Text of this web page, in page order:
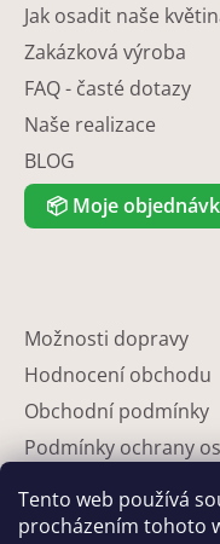
Tento web používá
procházením tohoto
Jak osadit naše
Zakázková výroba
FAQ - časté dotazy
Naše realizace
BLOG
📦 Moje
Možnosti dopravy
Hodnocení obchodu
Obchodní podmínky
Podmínky ochrany
Partneři